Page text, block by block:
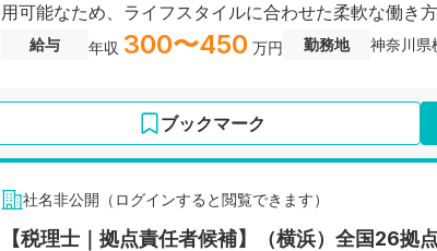
用可能なため、ライフスタイルに合わせた柔軟な働き方を実現できます。 お任
記帳代行だけでなく、給与計算、年末調整、法定調書
専門性を高めたい」「会計事務所経験を活かして長く
という方に最適なポジションです。
給与 年収 300〜450 万円 勤務地 神奈川県
ブックマーク
社名非公開（ログインすると閲覧できます）
【税理士｜拠点責任者候補】（横浜）全国26拠